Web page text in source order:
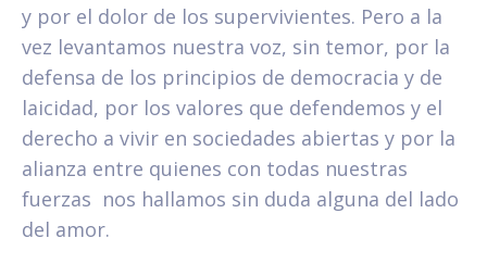
y por el dolor de los supervivientes. Pero a la
vez levantamos nuestra voz, sin temor, por la
defensa de los principios de democracia y de
laicidad, por los valores que defendemos y el
derecho a vivir en sociedades abiertas y por la
alianza entre quienes con todas nuestras
fuerzas nos hallamos sin duda alguna del lado
del amor.